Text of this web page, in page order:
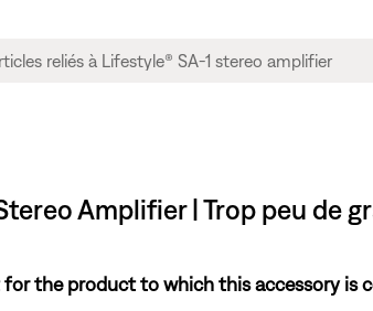
Amplifier | Trop peu de
the product to which this accessory is